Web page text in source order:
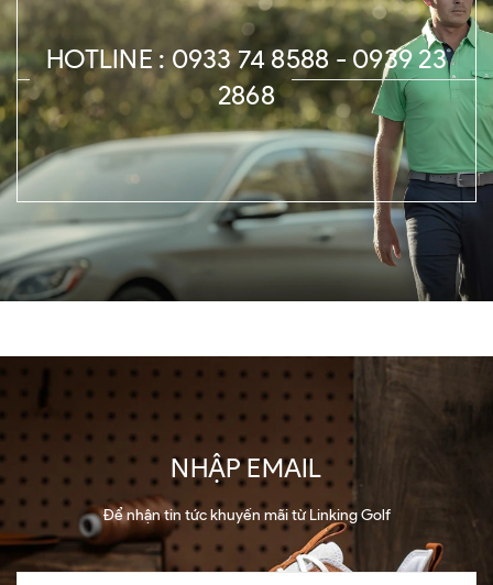
HOTLINE : 0933 74 8588 - 0939 23
2868
NHẬP EMAIL
Để nhận tin tức khuyến mãi từ Linking Golf